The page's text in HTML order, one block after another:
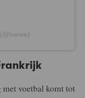
met voetbal komt tot